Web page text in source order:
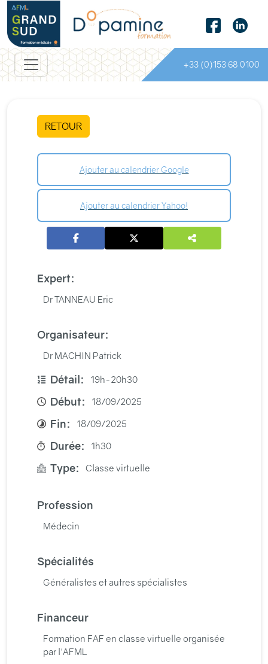
+33 (0)153 68 0100
RETOUR
Ajouter au calendrier Google
Ajouter au calendrier Yahoo!
Expert:
Dr TANNEAU Eric
Organisateur:
Dr MACHIN Patrick
Détail: 19h-20h30
Début: 18/09/2025
Fin: 18/09/2025
Durée: 1h30
Type: Classe virtuelle
Profession
Médecin
Spécialités
Généralistes et autres spécialistes
Financeur
Formation FAF en classe virtuelle organisée
par l'AFML